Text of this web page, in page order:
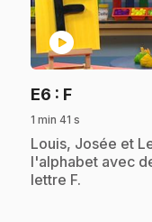
play_circle
E6 : F.
1 min 41 s
.Louis, Josée et
l'alphabet avec
lettre F.